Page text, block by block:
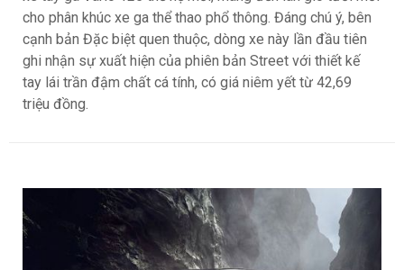
Honda Vario 125 Mới Chào Thị Trường Việt:
ngantnt
Honda Việt Nam vừa chính thức công bố giá bán cho mẫu
xe tay ga Vario 125 thế hệ mới, mang đến làn gió tươi mới